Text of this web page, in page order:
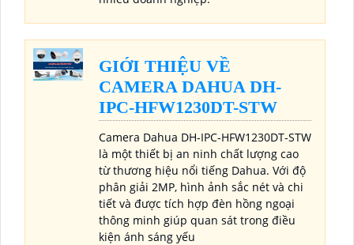
GIỚI THIỆU VỀ
CAMERA DAHUA DH-
IPC-HFW1230DT-STW
Camera Dahua DH-IPC-HFW1230DT-STW
là một thiết bị an ninh chất lượng cao
từ thương hiệu nổi tiếng Dahua. Với độ
phân giải 2MP, hình ảnh sắc nét và chi
tiết và được tích hợp đèn hồng ngoại
thông minh giúp quan sát trong điều
kiện ánh sáng yếu